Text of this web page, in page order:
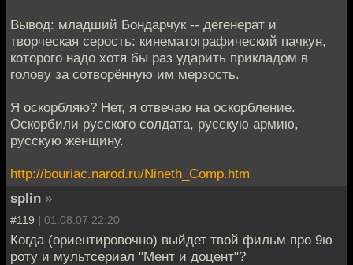
Вывод: младший Бондарчук -- дегенерат и
творческая серость: кинематографический пачкун,
которого надо хотя бы раз ударить прикладом в
голову за сотворённую им мерзость.
Я оскорбляю? Нет, я отвечаю на оскорбление.
Оскорбили русского солдата, русскую армию,
русскую женщину.
http://bouriac.narod.ru/Nineth_Comp.htm
splin »
#119 | 01.08.07 22:20
Когда (ориентировочно) выйдет твой фильм про 9ю
роту и мультсериал "Мент и доцент"?